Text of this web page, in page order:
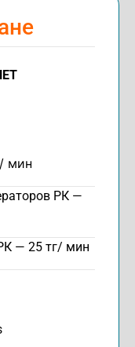
мин
РК —
— 25 тг/ мин